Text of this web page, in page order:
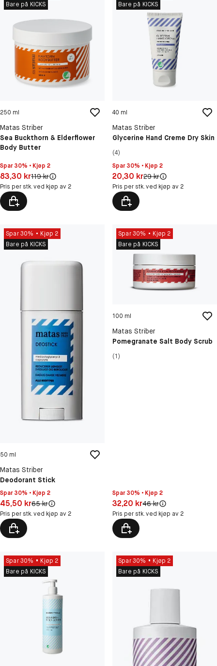
Bare på KICKS
250 ml
Matas Striber
Sea Buckthorn & Elderflower
Body Butter
Spar 30% • Kjøp 2
Pris: 83,30 kr
83,30 krOriginal pris:
119 kr
Pris per stk. ved kjøp av 2
Bare på KICKS
40 ml
Matas Striber
Glycerine Hand Creme Dry Skin
(4)
Spar 30% • Kjøp 2
Pris: 20,30 kr
20,30 krOriginal pris:
29 kr
Pris per stk. ved kjøp av 2
Spar 30%
Kjøp 2
Bare på KICKS
50 ml
Matas Striber
Deodorant Stick
Spar 30% • Kjøp 2
Pris: 45,50 kr
45,50 krOriginal pris:
65 kr
Pris per stk. ved kjøp av 2
Spar 30%
Kjøp 2
Bare på KICKS
100 ml
Matas Striber
Pomegranate Salt Body Scrub
(1)
Spar 30% • Kjøp 2
Pris: 32,20 kr
32,20 krOriginal pris:
46 kr
Pris per stk. ved kjøp av 2
Spar 30%
Kjøp 2
Bare på KICKS
Spar 30%
Kjøp 2
Bare på KICKS